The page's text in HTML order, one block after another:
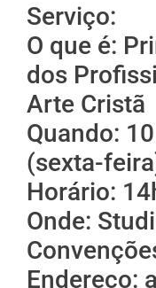
Serviço:
O que é:
dos
Arte Cristã
Quando:
(sexta-
Horário:
Onde:
Endereço: